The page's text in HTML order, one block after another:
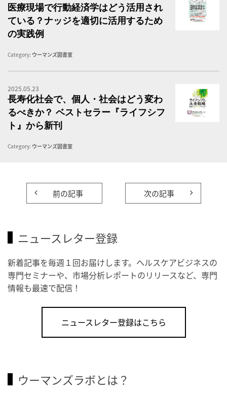
医療現場で行動経済学はどう活用され
ている？ナッジを適切に活用するため
の実践例
Category: ウーマンズ図書室
2025.05.23
長寿化社会で、個人・社会はどう変わ
るべきか？ ベストセラー『ライフシフ
ト』から新刊
Category: ウーマンズ図書室
前の記事 次の記事
ニュースレター登録
新着記事を毎週１回お届けします。ヘルスケアビジネスの
専門セミナーや、市場分析レポートのリリースなど、専門
情報も最速で配信！
ニュースレター登録はこちら
ウーマンズラボとは？